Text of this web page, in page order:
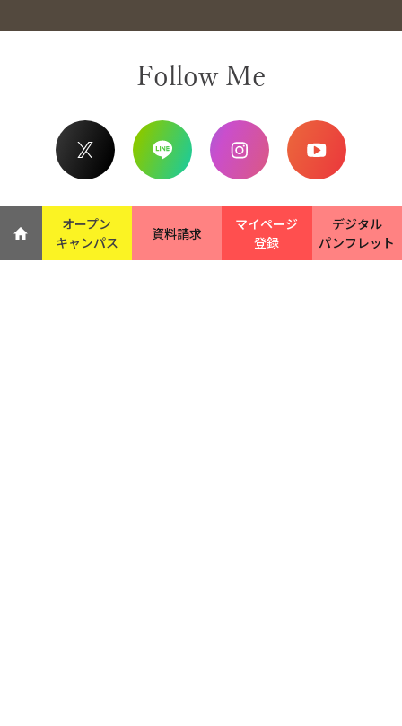
Follow Me
オープン
キャンパス
資料請求
マイページ
登録
デジタル
パンフレット